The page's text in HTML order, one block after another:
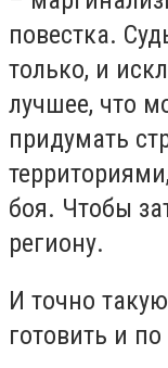
повестка.
только, и
лучшее, что
придумать
боя. Чтобы
региону.
И точно
готовить и